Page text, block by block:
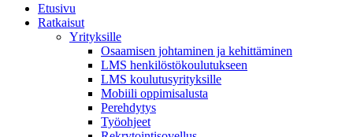
Close
Menu
Etusivu
Ratkaisut
Yrityksille
Osaamisen johtaminen ja kehittäminen
LMS henkilöstökoulutukseen
LMS koulutusyrityksille
Mobiili oppimisalusta
Perehdytys
Työohjeet